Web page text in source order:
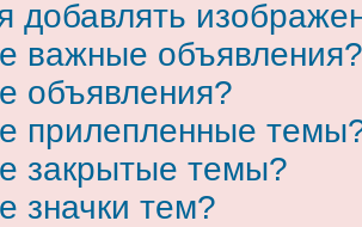
добавлять
важные объявления?
объявления?
прилепленные
закрытые темы?
значки тем?